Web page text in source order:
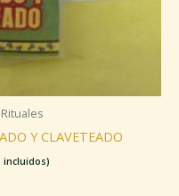
Y CLAVETEADO
incluidos)